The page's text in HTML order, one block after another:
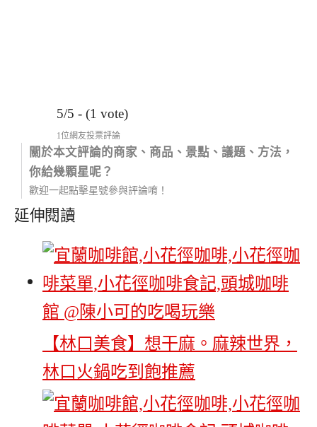
5/5 - (1 vote)
1位網友投票評論
關於本文評論的商家、商品、景點、議題、方法，
你給幾顆星呢？
歡迎一起點擊星號參與評論唷！
延伸閱讀
【林口美食】想干麻。麻辣世界，
林口火鍋吃到飽推薦